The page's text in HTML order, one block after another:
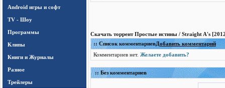
Android игры и софт
TV - Шоу
Программы
Клипы
Книги и Журналы
Разное
Трейлеры
Скачать торрент Простые истины / Straight A's
:: Список комментариевДобавить комментарий
Комментариев нет. Желаете добавить?
:: Без комментариев